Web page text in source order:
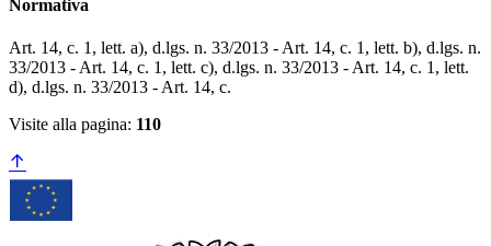
Normativa
Art. 14, c. 1, lett. a), d.lgs. n. 33/2013 - Art. 14, c. 1, lett. b), d.lgs. n.
33/2013 - Art. 14, c. 1, lett. c), d.lgs. n. 33/2013 - Art. 14, c. 1, lett.
d), d.lgs. n. 33/2013 - Art. 14, c.
Visite alla pagina: 110